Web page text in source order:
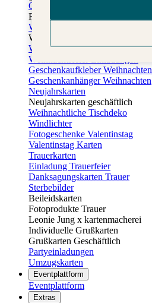
Osterkarten
Fotogeschenke zu Ostern
Weihnachtskarten
Weihnachtskarten selbst gestalten
Weihnachtskarten geschäftlich
Weihnachtsfeier Einladungen
Geschenkaufkleber Weihnachten
Geschenkanhänger Weihnachten
Neujahrskarten
Neujahrskarten geschäftlich
Weihnachtliche Tischdeko
Windlichter
Fotogeschenke Valentinstag
Valentinstag Karten
Trauerkarten
Einladung Trauerfeier
Danksagungskarten Trauer
Sterbebilder
Beileidskarten
Fotoprodukte Trauer
Leonie Jung x kartenmacherei
Individuelle Grußkarten
Grußkarten Geschäftlich
Partyeinladungen
Umzugskarten
Eventplattform
Eventplattform
Extras